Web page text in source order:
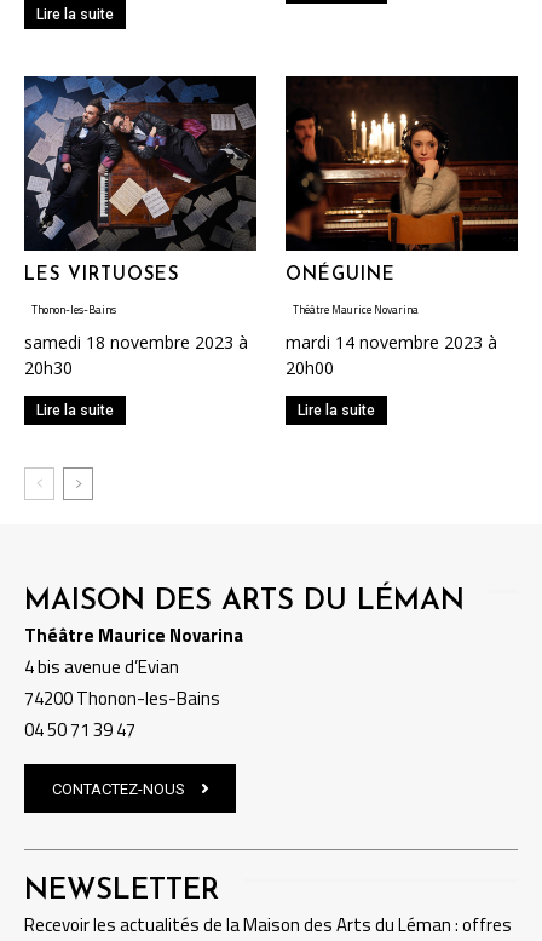
Lire la suite
LES VIRTUOSES
Thonon-les-Bains
samedi 18 novembre 2023 à
20h30
Lire la suite
ONÉGUINE
Théâtre Maurice Novarina
mardi 14 novembre 2023 à
20h00
Lire la suite
MAISON DES ARTS DU LÉMAN
Théâtre Maurice Novarina
4 bis avenue d’Evian
74200 Thonon-les-Bains
04 50 71 39 47
CONTACTEZ-NOUS
NEWSLETTER
Recevoir les actualités de la Maison des Arts du Léman : offres